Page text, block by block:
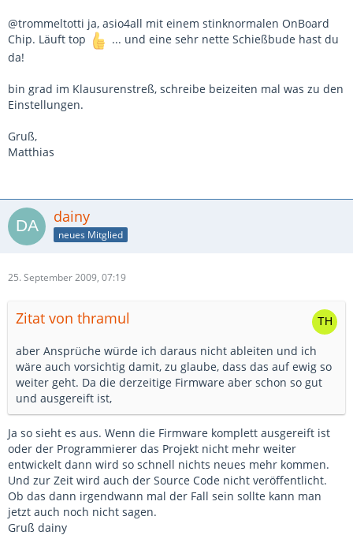
@trommeltotti ja, asio4all mit einem stinknormalen OnBoard
Chip. Läuft top
... und eine sehr nette Schießbude hast du
da!
bin grad im Klausurenstreß, schreibe beizeiten mal was zu den
Einstellungen.
Gruß,
Matthias
dainy
neues Mitglied
25. September 2009, 07:19
Zitat von thramul
aber Ansprüche würde ich daraus nicht ableiten und ich
wäre auch vorsichtig damit, zu glaube, dass das auf ewig so
weiter geht. Da die derzeitige Firmware aber schon so gut
und ausgereift ist,
Ja so sieht es aus. Wenn die Firmware komplett ausgereift ist
oder der Programmierer das Projekt nicht mehr weiter
entwickelt dann wird so schnell nichts neues mehr kommen.
Und zur Zeit wird auch der Source Code nicht veröffentlicht.
Ob das dann irgendwann mal der Fall sein sollte kann man
jetzt auch noch nicht sagen.
Gruß dainy